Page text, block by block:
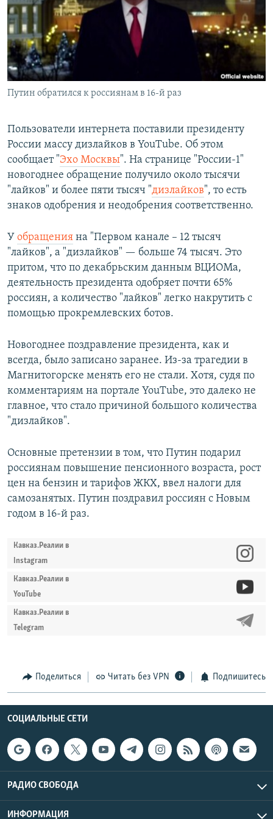
РАСПИСАНИЕ ВЕЩАНИЯ
ПОДПИШИТЕСЬ НА РАССЫЛКУ
СОЦИАЛЬНЫЕ СЕТИ
Все сайты РСЕ/РС
Путин обратился к россиянам в 16-й раз
Пользователи интернета поставили президенту
России массу дизлайков в YouTube. Об этом
сообщает "Эхо Москвы". На странице "России-1"
новогоднее обращение получило около тысячи
"лайков" и более пяти тысяч "дизлайков", то есть
знаков одобрения и неодобрения соответственно.
У обращения на "Первом канале – 12 тысяч
"лайков", а "дизлайков" — больше 74 тысяч. Это
притом, что по декабрьским данным ВЦИОМа,
деятельность президента одобряет почти 65%
россиян, а количество "лайков" легко накрутить с
помощью прокремлевских ботов.
Новогоднее поздравление президента, как и
всегда, было записано заранее. Из-за трагедии в
Магнитогорске менять его не стали. Хотя, судя по
комментариям на портале YouTube, это далеко не
главное, что стало причиной большого количества
"дизлайков".
Основные претензии в том, что Путин подарил
россиянам повышение пенсионного возраста, рост
цен на бензин и тарифов ЖКХ, ввел налоги для
самозанятых. Путин поздравил россиян с Новым
годом в 16-й раз.
Кавказ.Реалии в
Instagram
Кавказ.Реалии в
YouTube
Кавказ.Реалии в
Telegram
Поделиться Читать без VPN Подпишитесь
СОЦИАЛЬНЫЕ СЕТИ
РАДИО СВОБОДА
ИНФОРМАЦИЯ